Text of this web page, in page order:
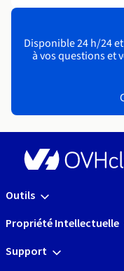
Disponible 24 h/24
à vos questions et
Outils
Propriété Intellectuelle
Support